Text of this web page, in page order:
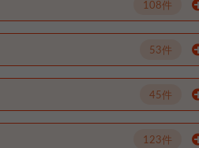
108件
53件
45件
123件